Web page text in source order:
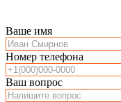
Ваше имя
Номер телефона
Ваш вопрос